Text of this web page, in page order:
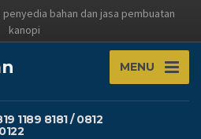
bahan dan jasa pembuatan
kanopi
MENU
1189 8181 / 0812